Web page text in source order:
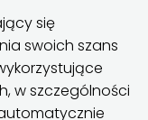
się
swoich szans
w szczególności